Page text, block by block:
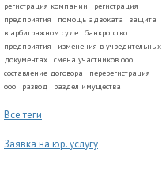
регистрация компании
регистрация
предприятия
помощь адвоката
защита
в арбитражном суде
банкротство
предприятия
изменения в учредительных
документах
смена участников ооо
составление договора
перерегистрация
ооо
развод раздел имущества
Все теги
Заявка на юр. услугу